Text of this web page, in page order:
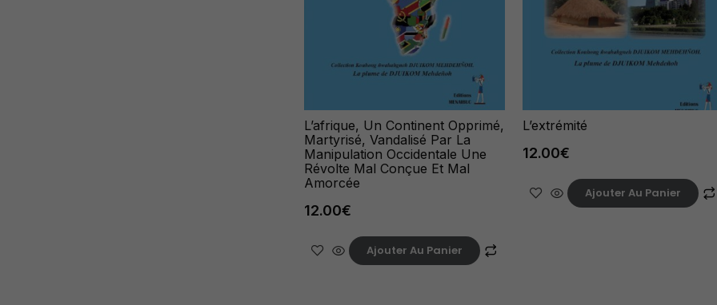
L’afrique, Un Continent Opprimé,
Martyrisé, Vandalisé Par La
Manipulation Occidentale Une
Révolte Mal Conçue Et Mal
Amorcée
12.00€
Ajouter Au Panier
L’extrémité
12.00€
Ajouter Au Panier